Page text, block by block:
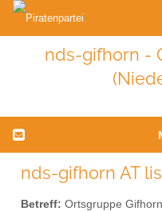
nds-gifhorn -
nds-gifhorn AT
Betreff: Ortsgruppe